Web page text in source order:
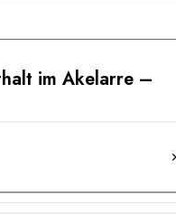
im Akelarre –